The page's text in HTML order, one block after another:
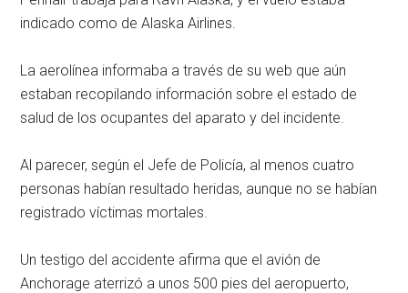
indicado como de Alaska Airlines.
La aerolínea informaba a través de su web que aún
estaban recopilando información sobre el estado de
salud de los ocupantes del aparato y del incidente.
Al parecer, según el Jefe de Policía, al menos cuatro
personas habían resultado heridas, aunque no se habían
registrado víctimas mortales.
Un testigo del accidente afirma que el avión de
Anchorage aterrizó a unos 500 pies del aeropuerto,